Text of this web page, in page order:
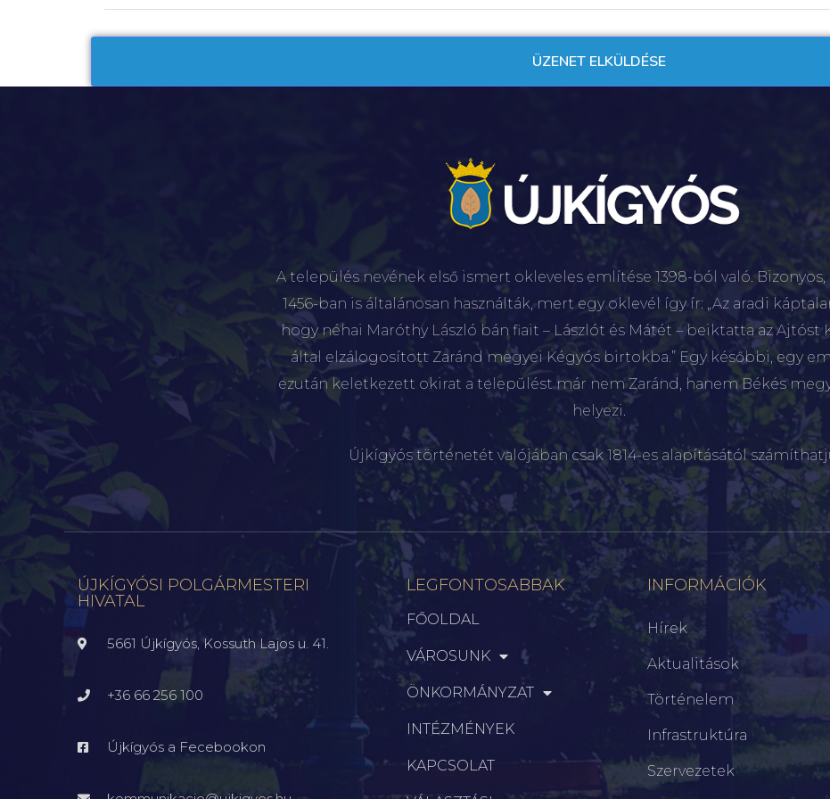
A település nevének első ismert okleveles említése 1398-ból való. Bizonyos,
1456-ban is általánosan használták, mert egy oklevél így ír: „Az aradi
hogy néhai Maróthy László bán fiait – Lászlót és Mátét – beiktatta az Ajtóst
által elzálogosított Zaránd megyei Kégyós birtokba.” Egy későbbi, egy
ezután keletkezett okirat a települést már nem Zaránd, hanem Békés
helyezi.
Újkígyós történetét valójában csak 1814-es alapításától
ÚJKÍGYÓSI POLGÁRMESTERI
HIVATAL
5661 Újkígyós, Kossuth Lajos u. 41.
+36 66 256 100
Újkígyós a Fecebookon
LEGFONTOSABBAK
FŐOLDAL
VÁROSUNK
ÖNKORMÁNYZAT
INTÉZMÉNYEK
KAPCSOLAT
INFORMÁCIÓK
Hírek
Aktualitások
Történelem
Infrastruktúra
Szervezetek